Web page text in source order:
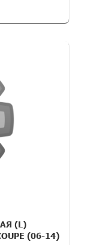
(L)
(06-14)